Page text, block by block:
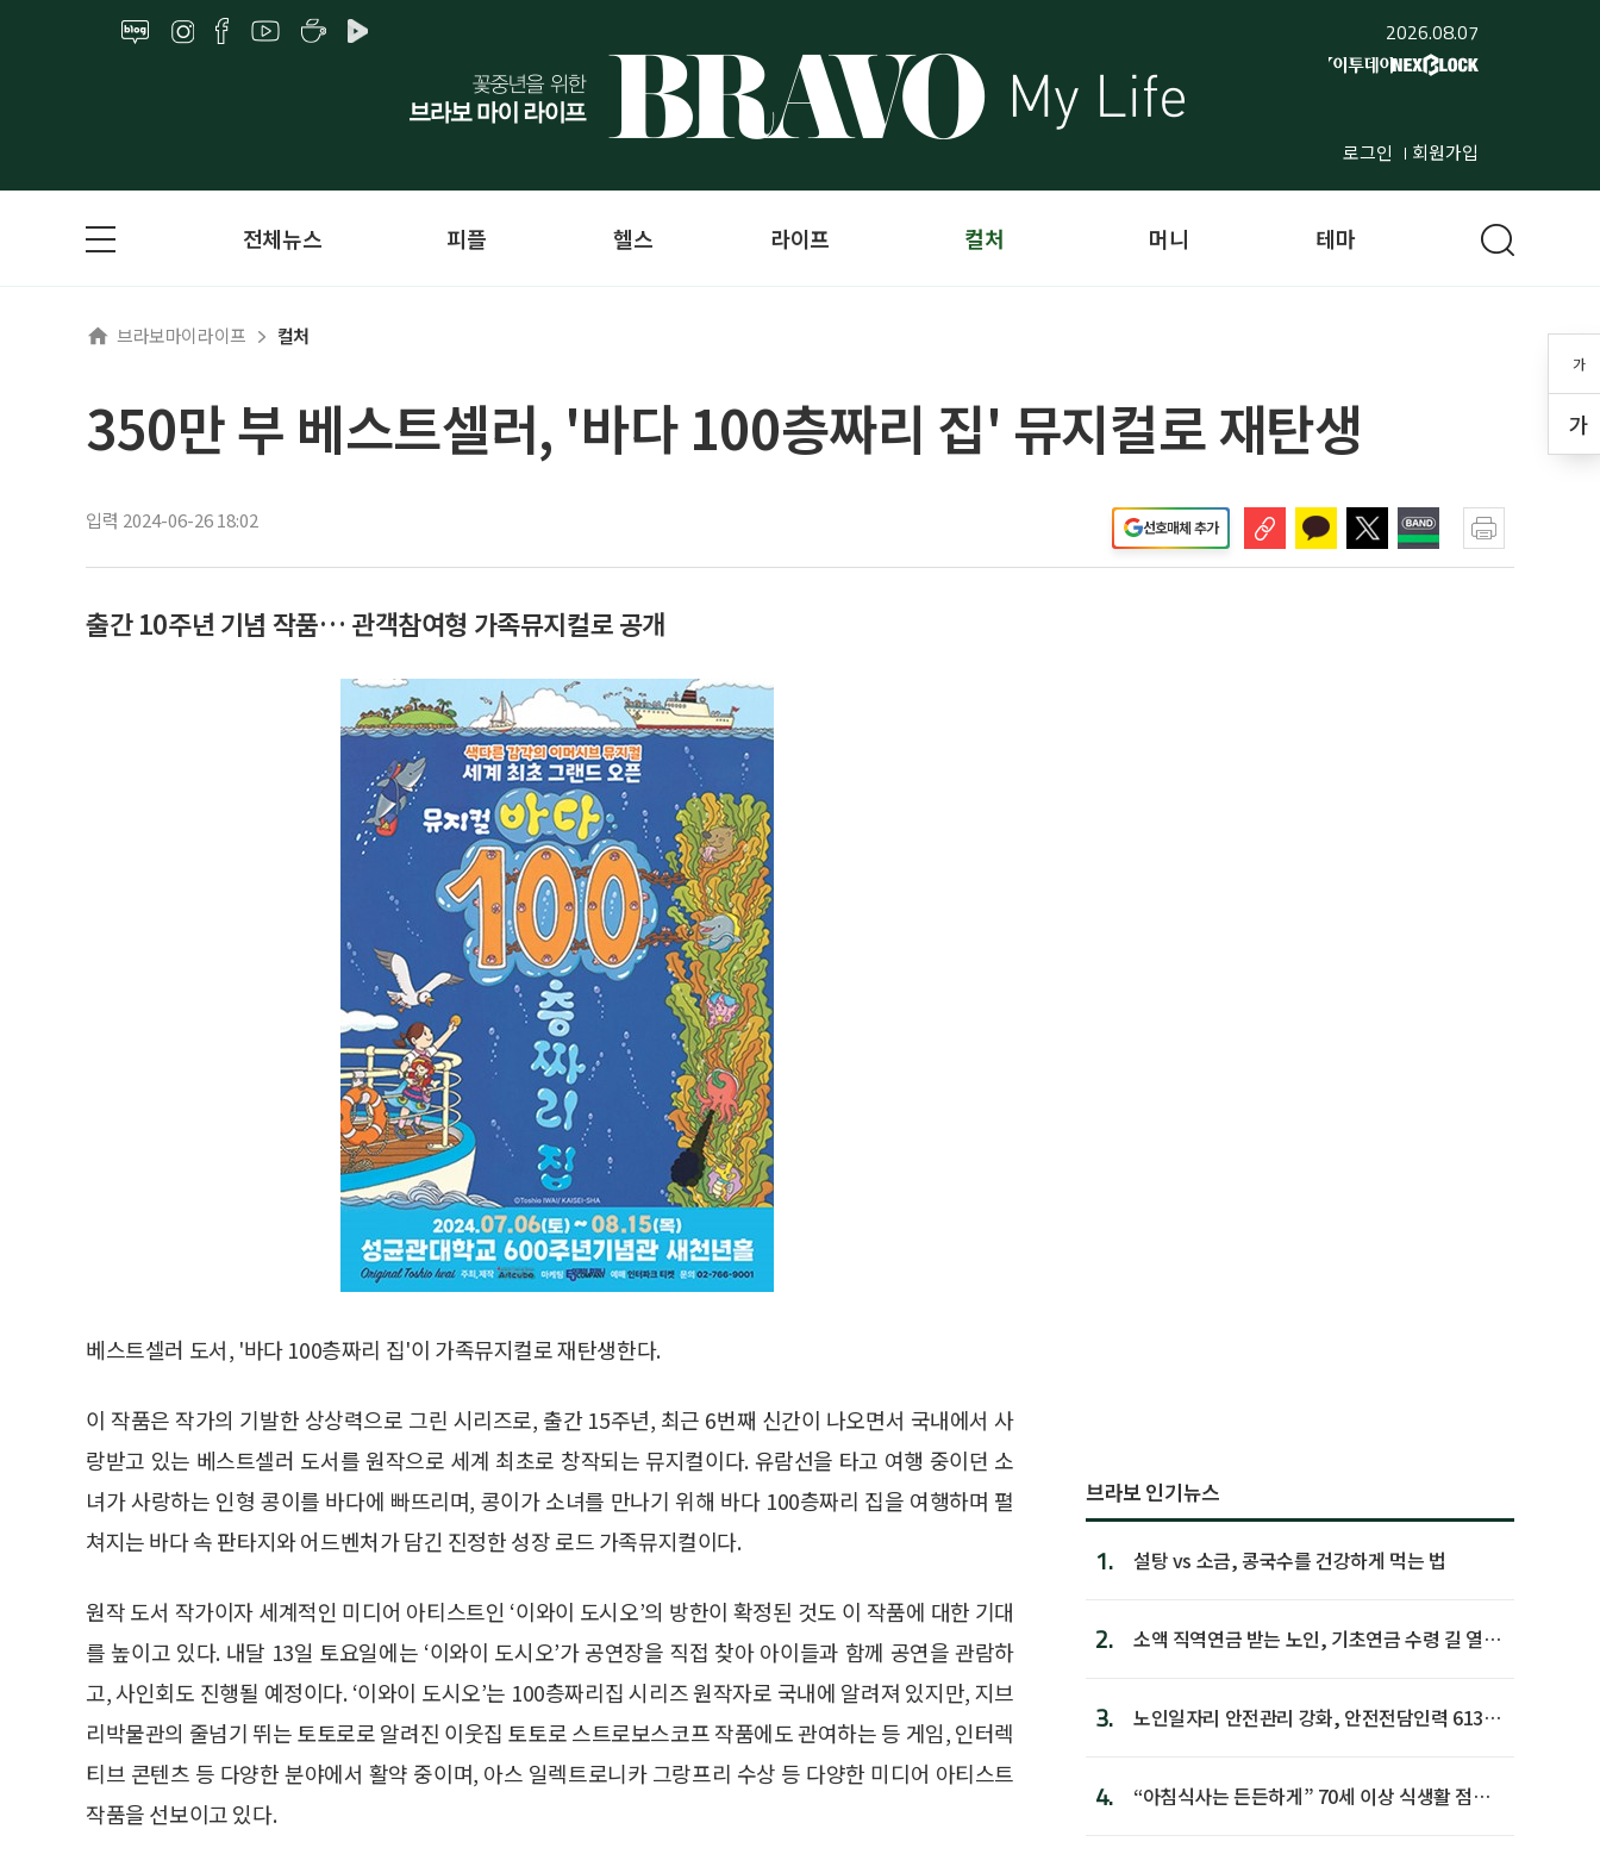
2026.08.07
로그인 회원가입
가
가
전체뉴스 피플 헬스 라이프 컬처 머니 테마
브라보마이라이프 컬처
350만 부 베스트셀러, '바다 100층짜리 집' 뮤지컬로 재탄생
입력 2024-06-26 18:02 선호매체 추가
출간 10주년 기념 작품… 관객참여형 가족뮤지컬로 공개
베스트셀러 도서, '바다 100층짜리 집'이 가족뮤지컬로 재탄생한다.
이 작품은 작가의 기발한 상상력으로 그린 시리즈로, 출간 15주년, 최근 6번째 신간이 나오면서 국내에서 사
랑받고 있는 베스트셀러 도서를 원작으로 세계 최초로 창작되는 뮤지컬이다. 유람선을 타고 여행 중이던 소
녀가 사랑하는 인형 콩이를 바다에 빠뜨리며, 콩이가 소녀를 만나기 위해 바다 100층짜리 집을 여행하며 펼
쳐지는 바다 속 판타지와 어드벤처가 담긴 진정한 성장 로드 가족뮤지컬이다.
원작 도서 작가이자 세계적인 미디어 아티스트인 ‘이와이 도시오’의 방한이 확정된 것도 이 작품에 대한 기대
를 높이고 있다. 내달 13일 토요일에는 ‘이와이 도시오’가 공연장을 직접 찾아 아이들과 함께 공연을 관람하
고, 사인회도 진행될 예정이다. ‘이와이 도시오’는 100층짜리집 시리즈 원작자로 국내에 알려져 있지만, 지브
리박물관의 줄넘기 뛰는 토토로로 알려진 이웃집 토토로 스트로보스코프 작품에도 관여하는 등 게임, 인터렉
티브 콘텐츠 등 다양한 분야에서 활약 중이며, 아스 일렉트로니카 그랑프리 수상 등 다양한 미디어 아티스트
작품을 선보이고 있다.
브라보 인기뉴스
1. 설탕 vs 소금, 콩국수를 건강하게 먹는 법
2.
소액 직역연금 받는 노인, 기초연금 수령 길 열린
3.
노인일자리 안전관리 강화, 안전전담인력 613명
4.
“아침식사는 든든하게” 70세 이상 식생활 점수